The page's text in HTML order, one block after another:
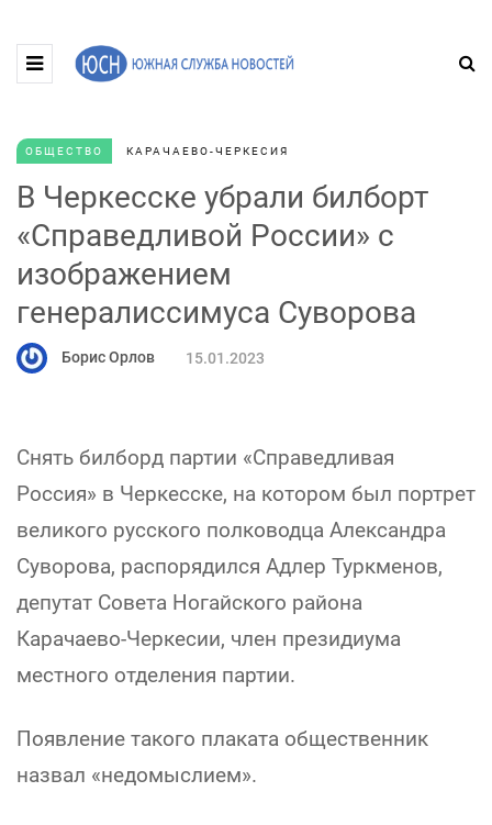
ОБЩЕСТВО КАРАЧАЕВО-ЧЕРКЕСИЯ
В Черкесске убрали билборт
«Справедливой России» с
изображением
генералиссимуса Суворова
Борис Орлов 15.01.2023
Снять билборд партии «Справедливая
Россия» в Черкесске, на котором был портрет
великого русского полководца Александра
Суворова, распорядился Адлер Туркменов,
депутат Совета Ногайского района
Карачаево-Черкесии, член президиума
местного отделения партии.
Появление такого плаката общественник
назвал «недомыслием».